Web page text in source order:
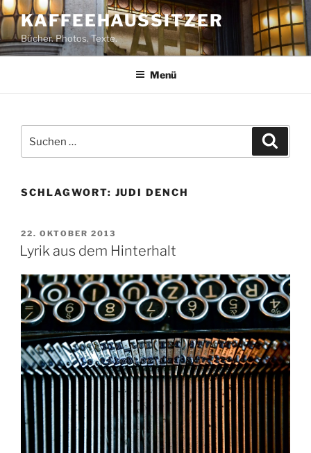
Zum
Inhalt
springen
KAFFEEHAUSSITZER
Bücher. Photos. Texte.
Menü
nach:
SCHLAGWORT: JUDI DENCH
VERÖFFENTLICHT
AM
22. OKTOBER 2013
Lyrik aus dem Hinterhalt